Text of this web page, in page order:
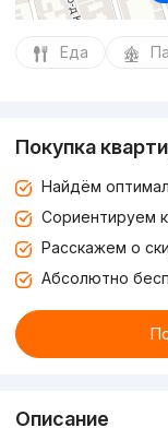
Еда
Покупка
Найдём
Сориентируем
Расскажем о
Абсолютно
Описание